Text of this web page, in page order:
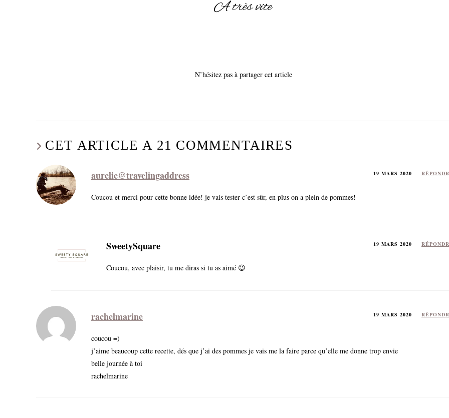
À très vite
N’hésitez pas à partager cet article
CET ARTICLE A 21 COMMENTAIRES
aurelie@travelingaddress 19 MARS 2020
Coucou et merci pour cette bonne idée! je vais tester c’est sûr, en plus on a plein de pommes!
SweetySquare 19 MARS 2020
Coucou, avec plaisir, tu me diras si tu as aimé 😉
rachelmarine 19 MARS 2020
coucou =)
j’aime beaucoup cette recette, dés que j’ai des pommes je vais me la faire parce qu’elle me donne trop envie
belle journée à toi
rachelmarine